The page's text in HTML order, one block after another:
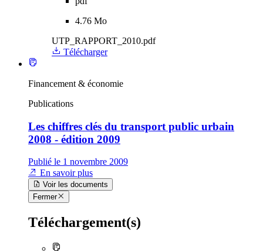
4.76 Mo
UTP_RAPPORT_2010.pdf
Télécharger
Financement & économie
Publications
Les chiffres clés du transport public urbain
2008 - édition 2009
Publié le 1 novembre 2009
En savoir plus
Voir les documents
Fermer
Téléchargement(s)